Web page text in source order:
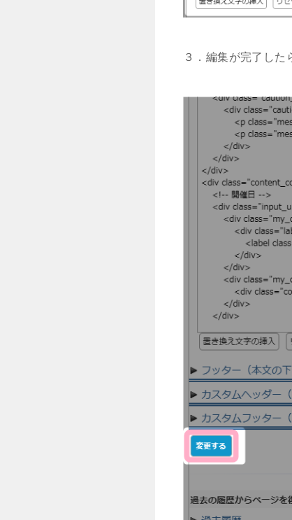
３．編集が完了した